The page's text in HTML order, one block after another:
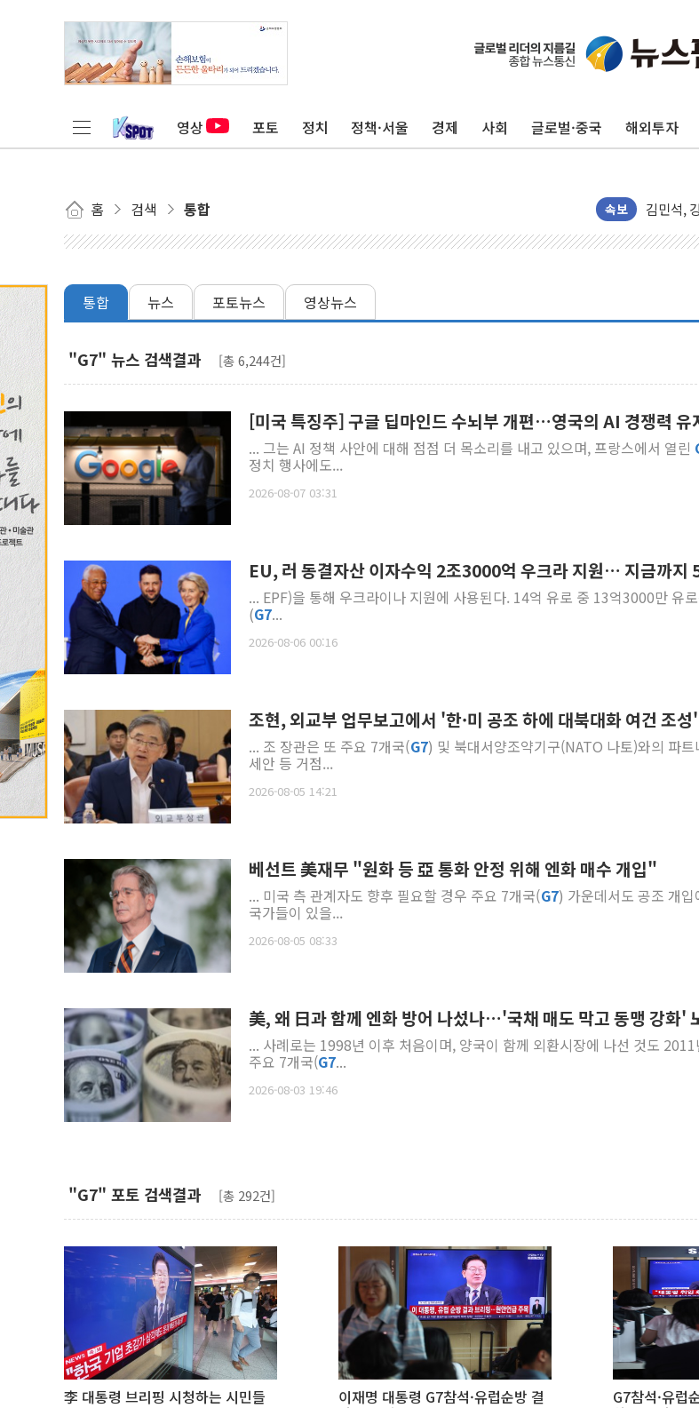
영상 포토 정치 정책·서울 경제 사회 글로벌·중국 해외투자
홈 검색 통합 속보
민주당
인천서
[속보] 민
[속보] 민
[속보]
정재헌
하나금
병무청,
홈플러
풀무원
현대그
與 "세제
경인고
통합 뉴스 포토뉴스 영상뉴스
"G7" 뉴스 검색결과 [총 6,244건]
[미국 특징주] 구글 딥마인드 수뇌부 개편…영국의 AI 경쟁력 유
... 그는 AI 정책 사안에 대해 점점 더 목소리를 내고 있으며, 프랑스에서 열린
정치 행사에도...
2026-08-07 03:31
EU, 러 동결자산 이자수익 2조3000억 우크라 지원… 지금까지
... EPF)을 통해 우크라이나 지원에 사용된다. 14억 유로 중 13억3000만 유로는 EU와 주요 7개국
(G7...
2026-08-06 00:16
조현, 외교부 업무보고에서 '한·미 공조 하에 대북대화 여건 조성
... 조 장관은 또 주요 7개국(G7) 및 북대서양조약기구(NATO 나토)와의 파
세안 등 거점...
2026-08-05 14:21
베선트 美재무 "원화 등 亞 통화 안정 위해 엔화 매수 개입"
... 미국 측 관계자도 향후 필요할 경우 주요 7개국(G7) 가운데서도 공조 개
국가들이 있을...
2026-08-05 08:33
美, 왜 日과 함께 엔화 방어 나섰나…'국채 매도 막고 동맹 강화'
... 사례로는 1998년 이후 처음이며, 양국이 함께 외환시장에 나선 것도
주요 7개국(G7...
2026-08-03 19:46
"G7" 포토 검색결과 [총 292건]
李 대통령 브리핑 시청하는 시민들 이재명 대통령 G7참석·유럽순방 결 G7참석·유럽